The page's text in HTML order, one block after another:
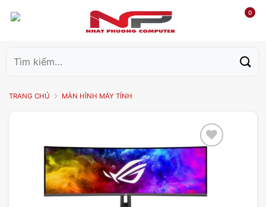
0
kiếm:
TRANG CHỦ MÀN HÌNH MÁY TÍNH
Add to
wishlist